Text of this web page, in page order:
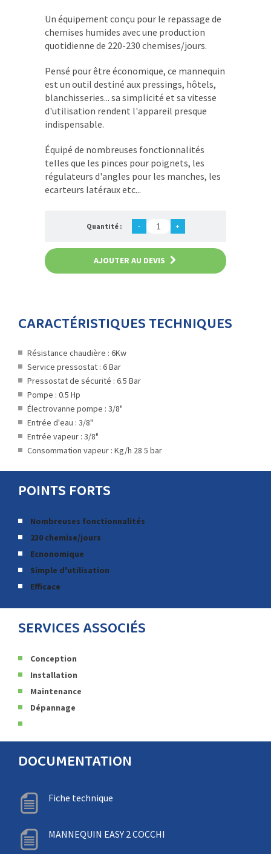
Un équipement conçu pour le repassage de
chemises humides avec une production
quotidienne de 220-230 chemises/jours.
Pensé pour être économique, ce mannequin
est un outil destiné aux pressings, hôtels,
blanchisseries... sa simplicité et sa vitesse
d'utilisation rendent l'appareil presque
indispensable.
Équipé de nombreuses fonctionnalités
telles que les pinces pour poignets, les
régulateurs d'angles pour les manches, les
ecarteurs latéraux etc...
Quantité : - +
AJOUTER AU DEVIS
CARACTÉRISTIQUES TECHNIQUES
Résistance chaudière : 6Kw
Service pressostat : 6 Bar
Pressostat de sécurité : 6.5 Bar
Pompe : 0.5 Hp
Électrovanne pompe : 3/8"
Entrée d'eau : 3/8"
Entrée vapeur : 3/8"
Consommation vapeur : Kg/h 28 5 bar
POINTS FORTS
Nombreuses fonctionnalités
230 chemise/jours
Ecnonomique
Simple d'utilisation
Efficace
SERVICES ASSOCIÉS
Conception
Installation
Maintenance
Dépannage
DOCUMENTATION
Fiche technique
MANNEQUIN EASY 2 COCCHI